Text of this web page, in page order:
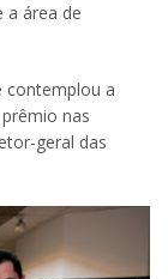
a área de
contemplou a
nas
geral das